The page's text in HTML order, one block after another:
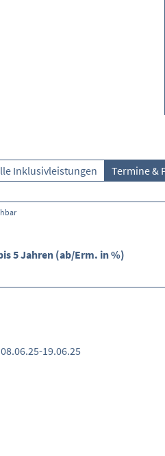
Inklusivleistungen Termine &
5 Jahren (ab/Erm. in %)
08.06.25-19.06.25